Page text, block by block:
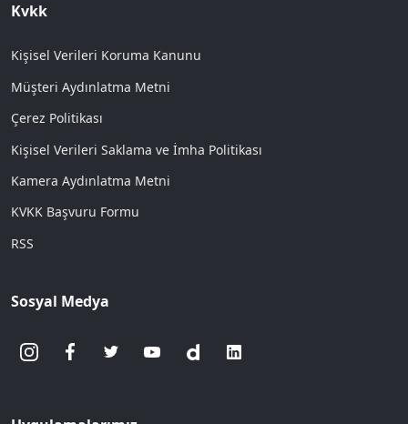
Kvkk
Kişisel Verileri Koruma Kanunu
Müşteri Aydınlatma Metni
Çerez Politikası
Kişisel Verileri Saklama ve İmha Politikası
Kamera Aydınlatma Metni
KVKK Başvuru Formu
RSS
Sosyal Medya